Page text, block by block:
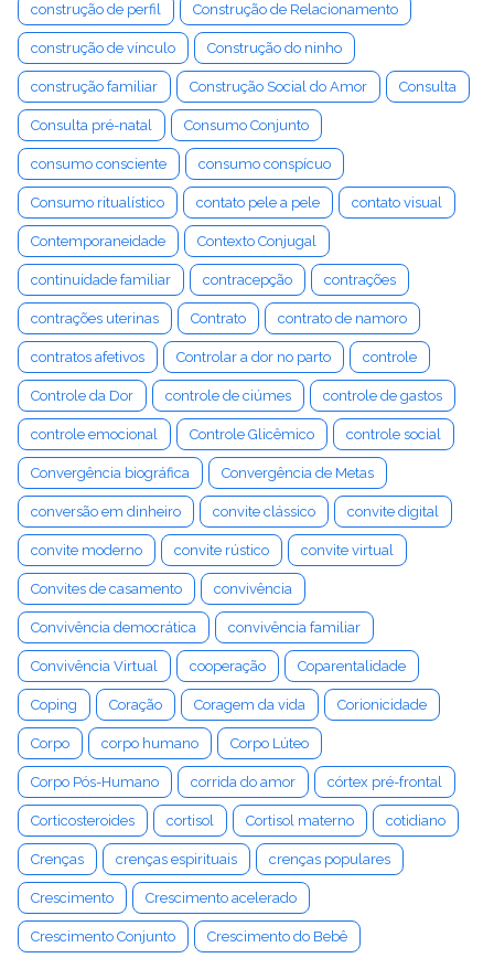
construção de perfil Construção de Relacionamento
construção de vínculo Construção do ninho
construção familiar Construção Social do Amor Consulta
Consulta pré-natal Consumo Conjunto
consumo consciente consumo conspícuo
Consumo ritualístico contato pele a pele contato visual
Contemporaneidade Contexto Conjugal
continuidade familiar contracepção contrações
contrações uterinas Contrato contrato de namoro
contratos afetivos Controlar a dor no parto controle
Controle da Dor controle de ciúmes controle de gastos
controle emocional Controle Glicêmico controle social
Convergência biográfica Convergência de Metas
conversão em dinheiro convite clássico convite digital
convite moderno convite rústico convite virtual
Convites de casamento convivência
Convivência democrática convivência familiar
Convivência Virtual cooperação Coparentalidade
Coping Coração Coragem da vida Corionicidade
Corpo corpo humano Corpo Lúteo
Corpo Pós-Humano corrida do amor córtex pré-frontal
Corticosteroides cortisol Cortisol materno cotidiano
Crenças crenças espirituais crenças populares
Crescimento Crescimento acelerado
Crescimento Conjunto Crescimento do Bebê